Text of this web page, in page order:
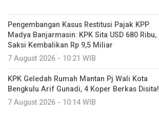
Pengembangan Kasus Restitusi Pajak KPP
Madya Banjarmasin: KPK Sita USD 680 Ribu,
Saksi Kembalikan Rp 9,5 Miliar
7 August 2026 - 10:21 WIB
KPK Geledah Rumah Mantan Pj Wali Kota
Bengkulu Arif Gunadi, 4 Koper Berkas Disita!
7 August 2026 - 10:14 WIB